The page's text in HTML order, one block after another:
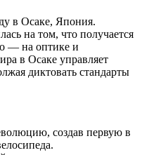
в Осаке, Япония.
на том, что получается
— на оптике и
в Осаке управляет
диктовать стандарты
создав первую в